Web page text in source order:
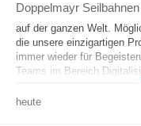
Doppelmayr
auf der ganzen Welt.
die unsere einzigartigen
immer wieder für
Teams im Bereich
heute